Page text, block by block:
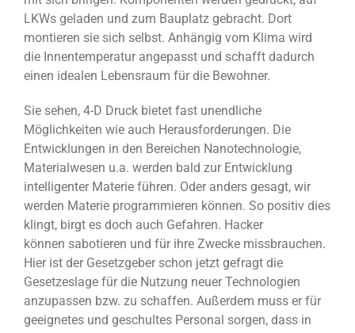
LKWs geladen und zum Bauplatz gebracht. Dort
montieren sie sich selbst. Anhängig vom Klima wird
die Innentemperatur angepasst und schafft dadurch
einen idealen Lebensraum für die Bewohner.
Sie sehen, 4-D Druck bietet fast unendliche
Möglichkeiten wie auch Herausforderungen. Die
Entwicklungen in den Bereichen Nanotechnologie,
Materialwesen u.a. werden bald zur Entwicklung
intelligenter Materie führen. Oder anders gesagt, wir
werden Materie programmieren können. So positiv dies
klingt, birgt es doch auch Gefahren. Hacker
können sabotieren und für ihre Zwecke missbrauchen.
Hier ist der Gesetzgeber schon jetzt gefragt die
Gesetzeslage für die Nutzung neuer Technologien
anzupassen bzw. zu schaffen. Außerdem muss er für
geeignetes und geschultes Personal sorgen, dass in